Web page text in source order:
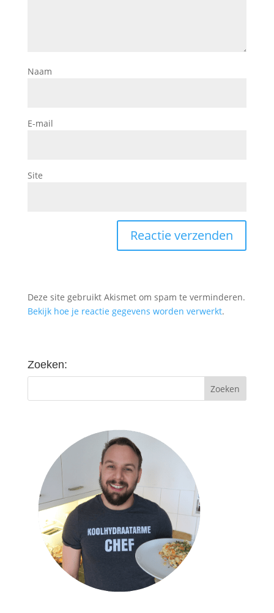
Naam
E-mail
Site
Deze site gebruikt Akismet om spam te verminderen.
Bekijk hoe je reactie gegevens worden verwerkt.
Zoeken: